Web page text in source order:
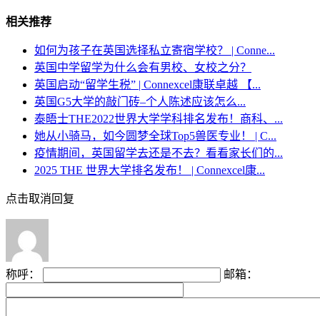
相关推荐
如何为孩子在英国选择私立寄宿学校？ | Conne...
英国中学留学为什么会有男校、女校之分？
英国启动“留学生税” | Connexcel康联卓越 【...
英国G5大学的敲门砖–个人陈述应该怎么...
泰晤士THE2022世界大学学科排名发布！商科、...
她从小骑马，如今圆梦全球Top5兽医专业！ | C...
疫情期间，英国留学去还是不去？看看家长们的...
2025 THE 世界大学排名发布！ | Connexcel康...
点击取消回复
称呼： 邮箱：